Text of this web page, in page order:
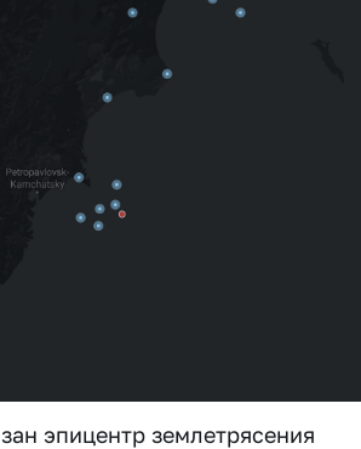
эпицентр землетрясения